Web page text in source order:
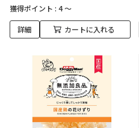
獲得ポイント : 4 ～
詳細 カートに入れる